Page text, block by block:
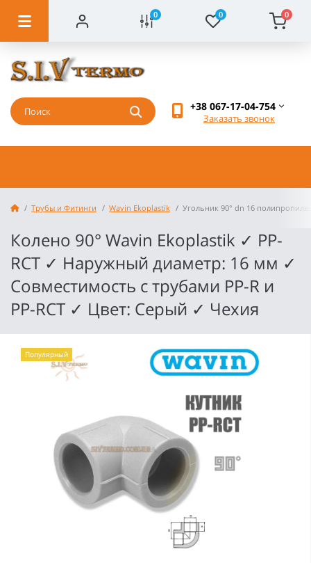
0 0 0
+38 067-17-04-754
Заказать звонок
Трубы и Фитинги Wavin Ekoplastik Угольник 90° dn 16
Колено 90° Wavin Ekoplastik ✓ PP-
RCT ✓ Наружный диаметр: 16 мм ✓
Совместимость с трубами PP-R и
PP-RCT ✓ Цвет: Серый ✓ Чехия
Популярный